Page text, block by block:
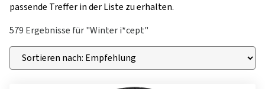
passende Treffer in der Liste zu erhalten.
579 Ergebnisse für "Winter i*cept"